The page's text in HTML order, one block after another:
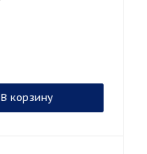
В корзину